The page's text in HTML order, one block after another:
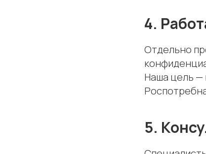
4.
Отдельно
Наша цель —
5.